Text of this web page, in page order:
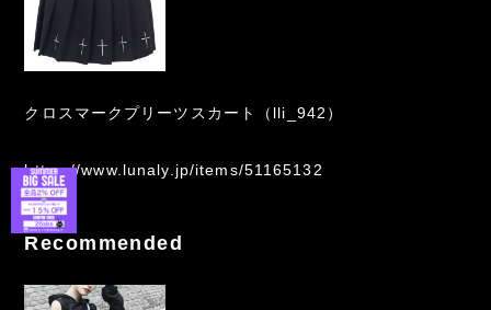
クロスマークプリーツスカート（lli_942）
https://www.lunaly.jp/items/51165132
Recommended